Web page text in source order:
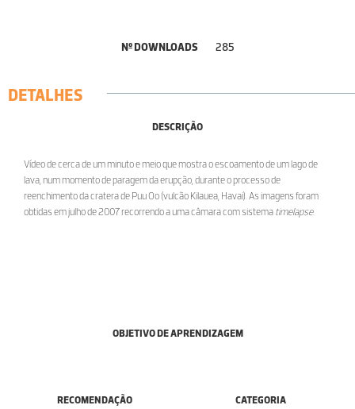
Nº DOWNLOADS 285
DETALHES
DESCRIÇÃO
Vídeo de cerca de um minuto e meio que mostra o escoamento de um lago de
lava, num momento de paragem da erupção, durante o processo de
reenchimento da cratera de Puu Oo (vulcão Kilauea, Havai). As imagens foram
obtidas em julho de 2007 recorrendo a uma câmara com sistema timelapse.
OBJETIVO DE APRENDIZAGEM
RECOMENDAÇÃO CATEGORIA